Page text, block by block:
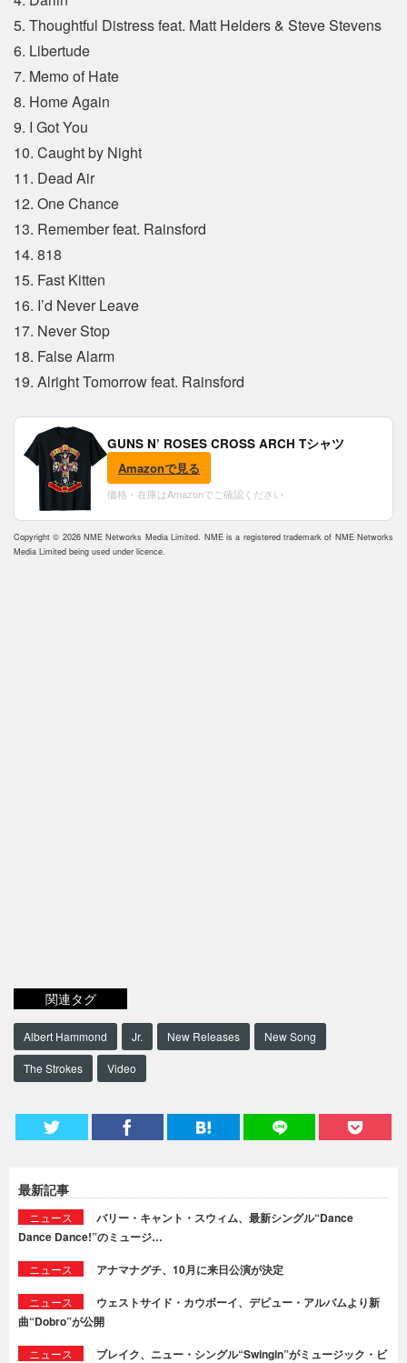
5. Thoughtful Distress feat. Matt Helders & Steve Stevens
6. Libertude
7. Memo of Hate
8. Home Again
9. I Got You
10. Caught by Night
11. Dead Air
12. One Chance
13. Remember feat. Rainsford
14. 818
15. Fast Kitten
16. I’d Never Leave
17. Never Stop
18. False Alarm
19. Alright Tomorrow feat. Rainsford
GUNS N’ ROSES CROSS ARCH Tシャツ
Amazonで見る
価格・在庫はAmazonでご確認ください
Copyright © 2026 NME Networks Media Limited. NME is a registered trademark of NME Networks
Media Limited being used under licence.
関連タグ
Albert Hammond Jr. New Releases New Song
The Strokes Video
最新記事
ニュース
バリー・キャント・スウィム、最新シングル“Dance
Dance Dance!”のミュージ…
ニュース アナマナグチ、10月に来日公演が決定
ニュース
ウェストサイド・カウボーイ、デビュー・アルバムより新
曲“Dobro”が公開
ニュース
ブレイク、ニュー・シングル“Swingin”がミュージック・ビ